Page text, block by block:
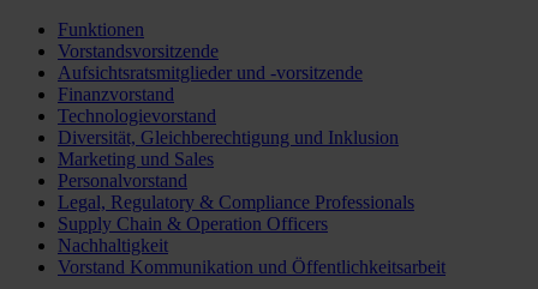
Funktionen
Vorstandsvorsitzende
Aufsichtsratsmitglieder und -vorsitzende
Finanzvorstand
Technologievorstand
Diversität, Gleichberechtigung und Inklusion
Marketing und Sales
Personalvorstand
Legal, Regulatory & Compliance Professionals
Supply Chain & Operation Officers
Nachhaltigkeit
Vorstand Kommunikation und Öffentlichkeitsarbeit